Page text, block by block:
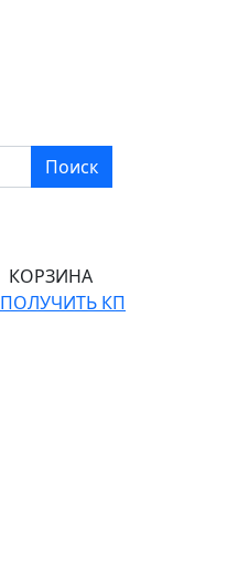
Поиск
КОРЗИНА
ПОЛУЧИТЬ КП